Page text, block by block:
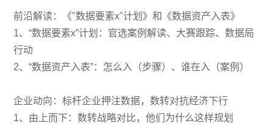
前沿解读：《"数据要素x"计划》和《数据资产入表》
1、“数据要素x”计划：官选案例解读、大赛跟踪、数据局
行动
2、“数据资产入表”：怎么入（步骤）、谁在入（案例）
企业动向：标杆企业押注数据，数转对抗经济下行
1、由上而下：数转战略对比，他们为什么这样规划